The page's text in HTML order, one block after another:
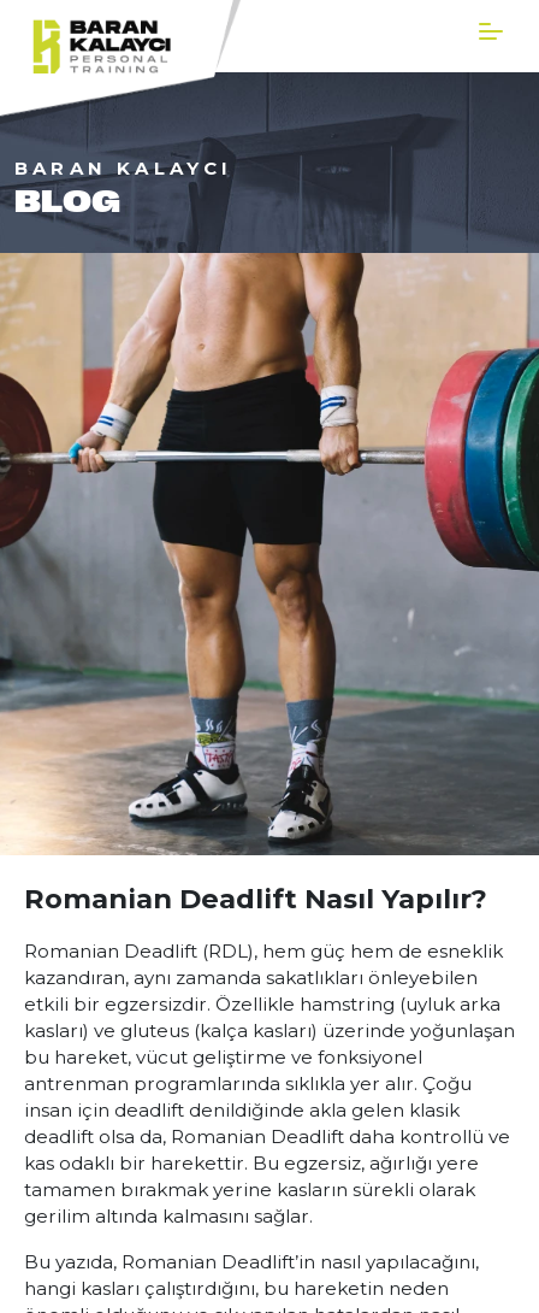
BARAN KALAYCI
BLOG
Romanian Deadlift Nasıl Yapılır?
Romanian Deadlift (RDL), hem güç hem de esneklik
kazandıran, aynı zamanda sakatlıkları önleyebilen
etkili bir egzersizdir. Özellikle hamstring (uyluk arka
kasları) ve gluteus (kalça kasları) üzerinde yoğunlaşan
bu hareket, vücut geliştirme ve fonksiyonel
antrenman programlarında sıklıkla yer alır. Çoğu
insan için deadlift denildiğinde akla gelen klasik
deadlift olsa da, Romanian Deadlift daha kontrollü ve
kas odaklı bir harekettir. Bu egzersiz, ağırlığı yere
tamamen bırakmak yerine kasların sürekli olarak
gerilim altında kalmasını sağlar.
Bu yazıda, Romanian Deadlift’in nasıl yapılacağını,
hangi kasları çalıştırdığını, bu hareketin neden